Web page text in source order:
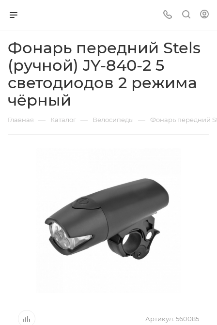
Фонарь передний Stels
(ручной) JY-840-2 5
светодиодов 2 режима
чёрный
Главная — Каталог — Велосипеды — Фонарь передний
Артикул: 560085